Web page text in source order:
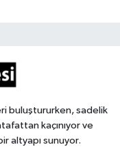
buluştururken, sadelik
kaçınıyor ve
altyapı sunuyor.